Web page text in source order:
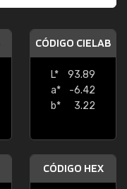
CÓDIGO CIELAB
L*
93.89
a*
-6.42
b*
3.22
CÓDIGO HEX